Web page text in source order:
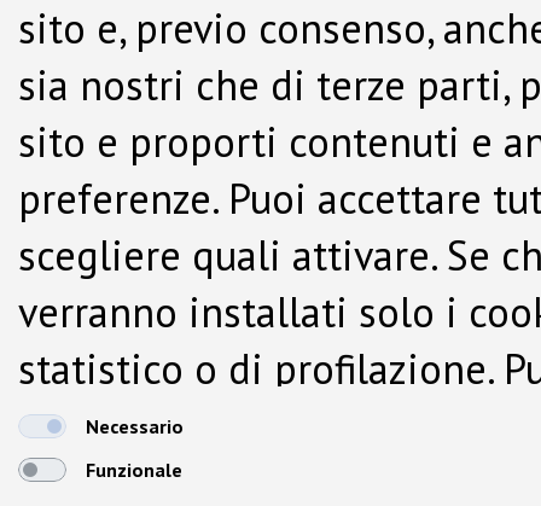
sito e, previo consenso,
sia nostri che di terze parti,
sito e proporti contenuti e
preferenze. Puoi accettare
scegliere quali attivare. Se
verranno installati solo i
statistico o di profilazione.
dalla Cookie Policy.
Necessario
Funzionale